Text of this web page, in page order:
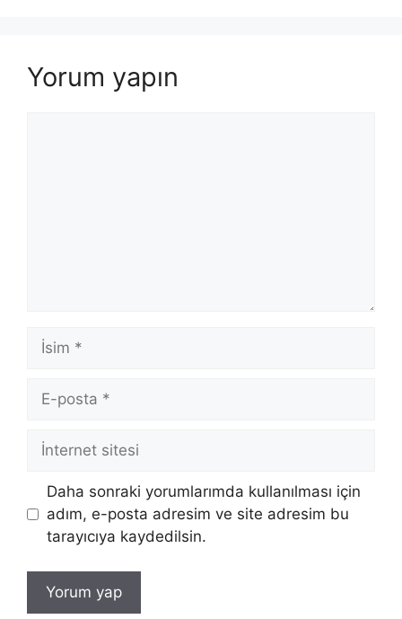
Yorum yapın
İsim
posta
İnternet
Daha sonraki yorumlarımda kullanılması için
adım, e-posta adresim ve site adresim bu
tarayıcıya kaydedilsin.